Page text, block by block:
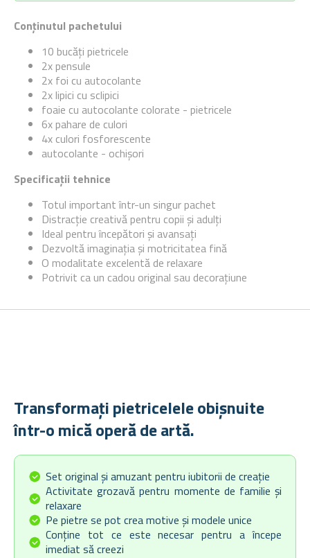
Conținutul pachetului
10 bucăți pietricele
2x pensule
2x foi cu autocolante
2x lipici cu sclipici
foaie cu autocolante colorate - pietricele
6x pahare de culori
4x culori fosforescente
autocolante - ochișori
Specificații tehnice
Totul important într-un singur pachet
Distracție creativă pentru copii și adulți
Ideal pentru începători și avansați
Dezvoltă imaginația și motricitatea fină
O modalitate excelentă de relaxare
Potrivit ca un cadou original sau decorațiune
Transformați pietricelele obișnuite
într-o mică operă de artă.
Set original și amuzant pentru iubitorii de creație
Activitate grozavă pentru momente de familie și
relaxare
Pe pietre se pot crea motive și modele unice
Conține tot ce este necesar pentru a începe
imediat să creezi